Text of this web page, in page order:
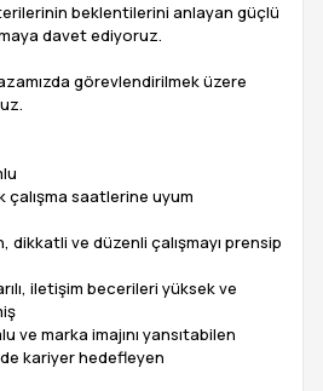
beklentilerini anlayan güçlü
davet ediyoruz.
görevlendirilmek üzere
çalışma saatlerine uyum
dikkatli ve düzenli çalışmayı prensip
iletişim becerileri yüksek ve
ve marka imajını yansıtabilen
kariyer hedefleyen